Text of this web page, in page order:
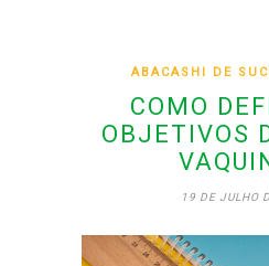
ABACASHI DE
COMO
OBJETIVOS
19 DE JULHO